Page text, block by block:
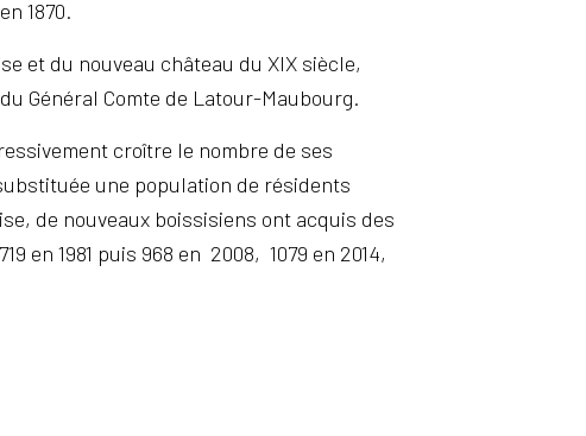
1870.
et du nouveau château du XIX siècle,
Général Comte de Latour-Maubourg.
croître le nombre de ses
une population de résidents
de nouveaux boissisiens ont acquis des
en 1981 puis 968 en 2008, 1079 en 2014,